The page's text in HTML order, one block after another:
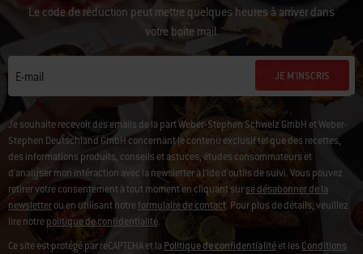
Le code de réduction peut mettre quelques heures à arriver dans
votre boîte mail.
E-mail JE M'INSCRIS
Je souhaite recevoir des emails de la part Weber-Stephen Schweiz GmbH et Weber-
Stephen Deutschland GmbH concernant le contenu exclusif tel que des recettes,
des informations produits, conseils et astuces, études consommateurs et
d'analyser mon intéraction avec la newsletter à l'ide d'outils de suivi. Vous pouvez
retirer votre consentement à tout moment en cliquant surse désabonner de la
newsletterou en utilisant notreformulaire de contact. Pour plus de détails, veuillez
lire notrepolitique de confidentialité.
Ce site est protégé par reCAPTCHA et la Politique de confidentialitéet lesConditions